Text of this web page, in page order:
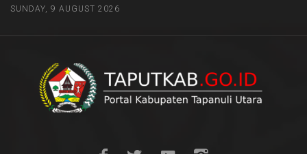
SUNDAY, 9 AUGUST 2026